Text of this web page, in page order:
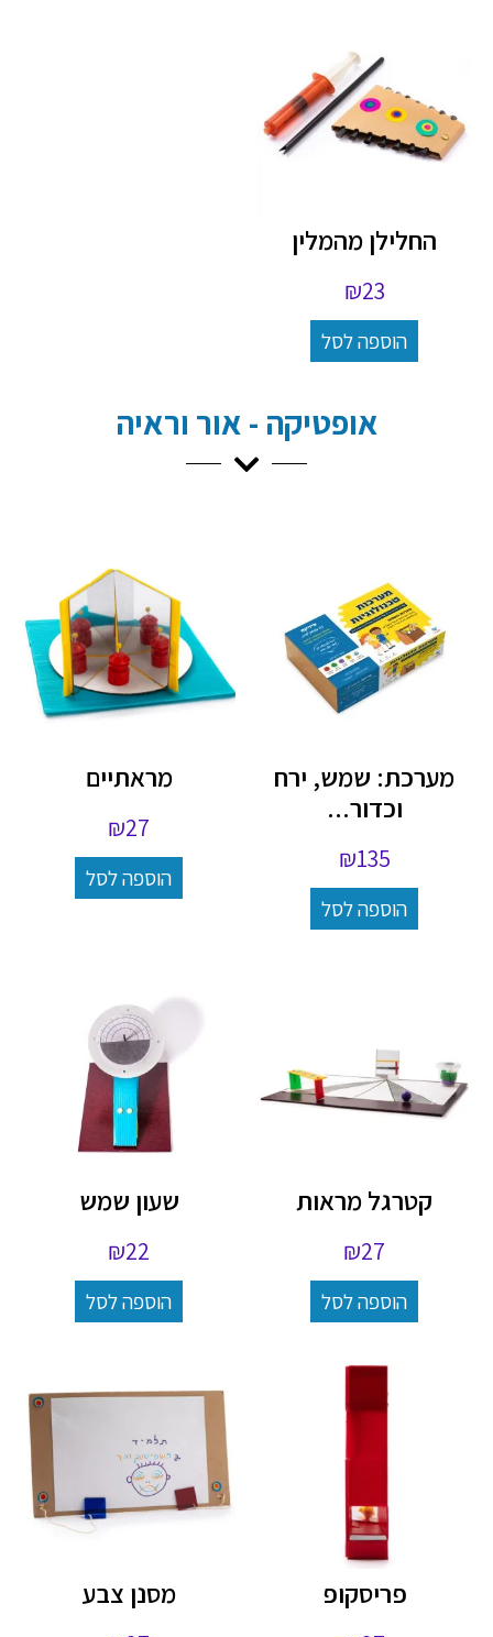
החלילן מהמלין
₪23
הוספה לסל
אופטיקה - אור וראיה
מערכת: שמש, ירח
וכדור...
₪135
הוספה לסל
מראתיים
₪27
הוספה לסל
קטרגל מראות
₪27
הוספה לסל
שעון שמש
₪22
הוספה לסל
פריסקופ מסנן צבע